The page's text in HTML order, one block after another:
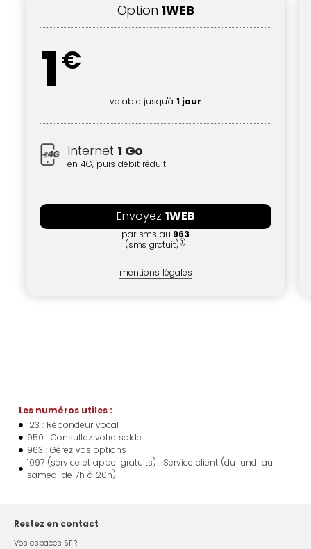
Option 1WEB
1€
valable jusqu'à 1 jour
Internet 1 Go
en 4G, puis débit réduit
Envoyez 1WEB
par sms au 963
(sms gratuit)(1)
mentions légales
Les numéros utiles :
123 : Répondeur vocal
950 : Consultez votre solde
963 : Gérez vos options
1097 (service et appel gratuits) : Service client (du lundi au
samedi de 7h à 20h)
Restez en contact
Vos espaces SFR